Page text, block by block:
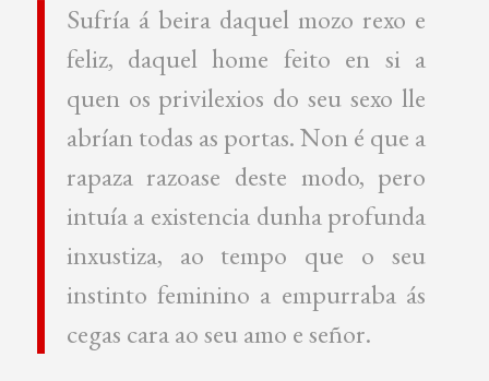
Sufría á beira daquel mozo rexo e
feliz, daquel home feito en si a
quen os privilexios do seu sexo lle
abrían todas as portas. Non é que a
rapaza razoase deste modo, pero
intuía a existencia dunha profunda
inxustiza, ao tempo que o seu
instinto feminino a empurraba ás
cegas cara ao seu amo e señor.